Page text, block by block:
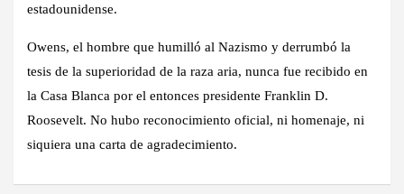
estadounidense.
Owens, el hombre que humilló al Nazismo y derrumbó la
tesis de la superioridad de la raza aria, nunca fue recibido en
la Casa Blanca por el entonces presidente Franklin D.
Roosevelt. No hubo reconocimiento oficial, ni homenaje, ni
siquiera una carta de agradecimiento.